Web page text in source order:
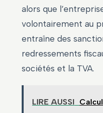
alors que
volontairement au
entraîne des
redressements
sociétés et la TVA.
LIRE AUSSI